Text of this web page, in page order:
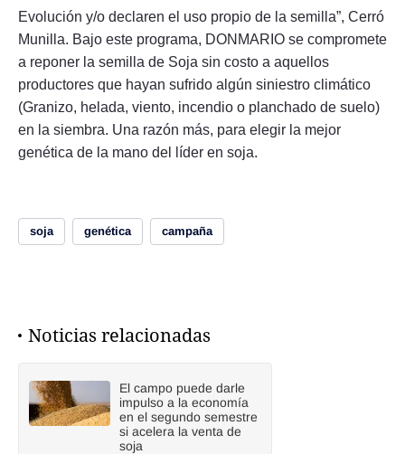
Evolución y/o declaren el uso propio de la semilla”, Cerró
Munilla. Bajo este programa, DONMARIO se compromete
a reponer la semilla de Soja sin costo a aquellos
productores que hayan sufrido algún siniestro climático
(Granizo, helada, viento, incendio o planchado de suelo)
en la siembra. Una razón más, para elegir la mejor
genética de la mano del líder en soja.
soja genética campaña
Noticias relacionadas
El campo puede darle
impulso a la economía
en el segundo semestre
si acelera la venta de
soja